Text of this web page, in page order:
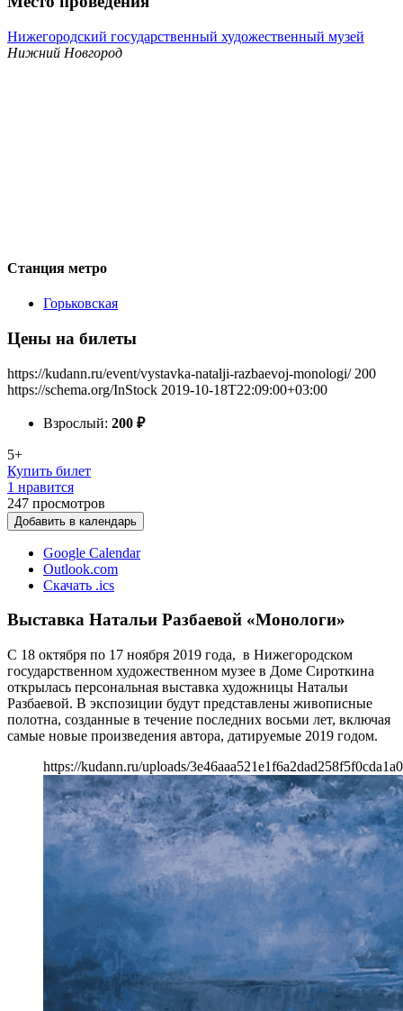
Нижегородский государственный художественный музей
Нижний Новгород
Станция метро
Горьковская
Цены на билеты
https://kudann.ru/event/vystavka-natalji-razbaevoj-monologi/ 200
https://schema.org/InStock 2019-10-18T22:09:00+03:00
Взрослый: 200 ₽
5+
Купить билет
1 нравится
247 просмотров
Добавить в календарь
Google Calendar
Outlook.com
Скачать .ics
Выставка Натальи Разбаевой «Монологи»
С 18 октября по 17 ноября 2019 года, в Нижегородском
государственном художественном музее в Доме Сироткина
открылась персональная выставка художницы Натальи
Разбаевой. В экспозиции будут представлены живописные
полотна, созданные в течение последних восьми лет, включая
самые новые произведения автора, датируемые 2019 годом.
https://kudann.ru/uploads/